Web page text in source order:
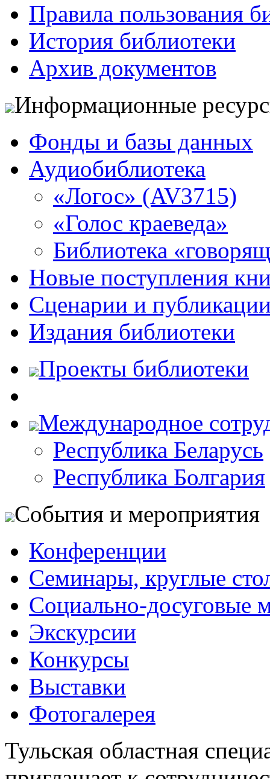
Правила пользования
История библиотеки
Архив документов
Информационные
Фонды и базы данных
Аудиобиблиотека
«Логос» (AV3715)
«Голос краеведа»
Библиотека
Новые поступления
Сценарии и
Издания библиотеки
Проекты библиотеки
Международное
Республика Беларусь
Республика Болгария
События и мероприятия
Конференции
Семинары, круглые
Социально-досуговые
Экскурсии
Конкурсы
Выставки
Фотогалерея
Тульская областная